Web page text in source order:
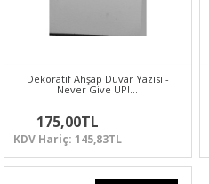
Dekoratif Ahşap Duvar Yazısı -
Never Give UP!…
175,00TL
KDV Hariç: 145,83TL